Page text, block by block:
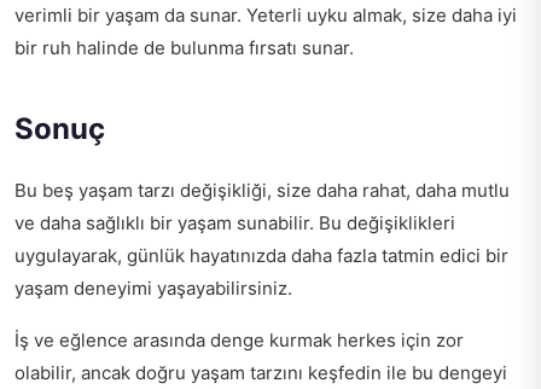
verimli bir yaşam da sunar. Yeterli uyku almak, size daha iyi
bir ruh halinde de bulunma fırsatı sunar.
Sonuç
Bu beş yaşam tarzı değişikliği, size daha rahat, daha mutlu
ve daha sağlıklı bir yaşam sunabilir. Bu değişiklikleri
uygulayarak, günlük hayatınızda daha fazla tatmin edici bir
yaşam deneyimi yaşayabilirsiniz.
İş ve eğlence arasında denge kurmak herkes için zor
olabilir, ancak doğru yaşam tarzını keşfedin ile bu dengeyi